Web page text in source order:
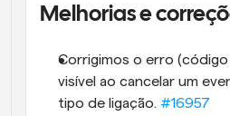
Melhorias e
Corrigimos o erro
visível ao cancelar um
tipo de ligação. #16957